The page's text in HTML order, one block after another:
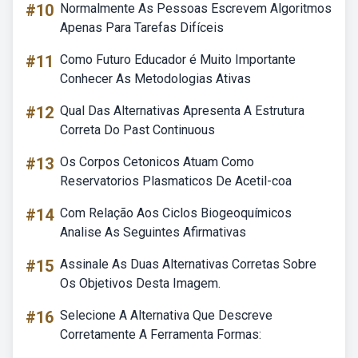
#10 Normalmente As Pessoas Escrevem Algoritmos
Apenas Para Tarefas Difíceis
#11 Como Futuro Educador é Muito Importante
Conhecer As Metodologias Ativas
#12 Qual Das Alternativas Apresenta A Estrutura
Correta Do Past Continuous
#13 Os Corpos Cetonicos Atuam Como
Reservatorios Plasmaticos De Acetil-coa
#14 Com Relação Aos Ciclos Biogeoquímicos
Analise As Seguintes Afirmativas
#15 Assinale As Duas Alternativas Corretas Sobre
Os Objetivos Desta Imagem.
#16 Selecione A Alternativa Que Descreve
Corretamente A Ferramenta Formas: